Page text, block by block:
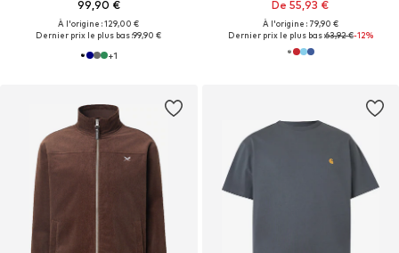
99,90 €
À l'origine : 129,00 €
Dernier prix le plus bas :99,90 €
+1
De 55,93 €
À l'origine : 79,90 €
Dernier prix le plus bas :63,92 €-12%